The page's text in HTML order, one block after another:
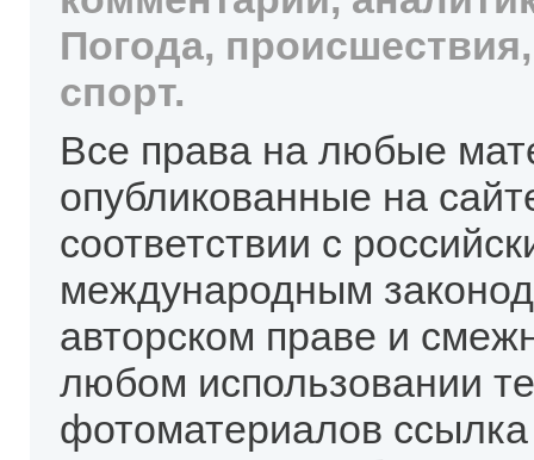
Погода,
спорт.
Все права на любые
опубликованные на
соответствии с
международным
авторском праве и
любом использовании
фотоматериалов